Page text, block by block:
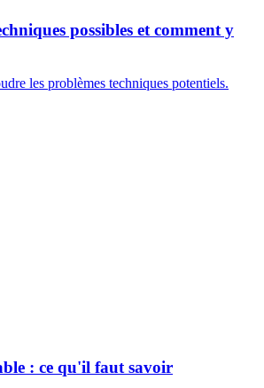
possibles et comment y
les problèmes techniques potentiels.
: ce qu'il faut savoir